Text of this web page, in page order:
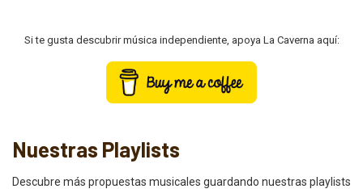
Si te gusta descubrir música independiente, apoya La Caverna aquí:
Nuestras Playlists
Descubre más propuestas musicales guardando nuestras playlists